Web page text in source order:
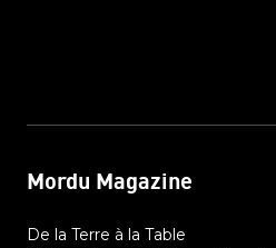
Mordu Magazine
De la Terre à la Table